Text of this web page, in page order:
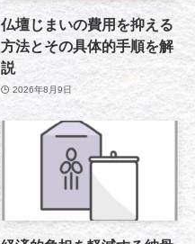
仏壇じまいの費用を抑える
方法とその具体的手順を解
説
2026年8月9日